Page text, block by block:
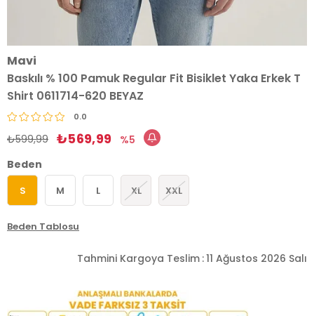
Mavi
Baskılı % 100 Pamuk Regular Fit Bisiklet Yaka Erkek T
Shirt 0611714-620 BEYAZ
0.0
₺599,99 ₺569,99
5
Beden
S M L XL XXL
Beden Tablosu
Tahmini Kargoya Teslim :11 Ağustos 2026 Salı